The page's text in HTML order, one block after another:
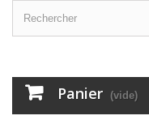
Panier (vide)